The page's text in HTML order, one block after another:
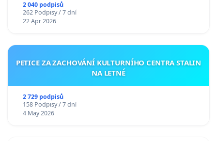
2 040 podpisů
262 Podpisy / 7 dní
22 Apr 2026
PETICE ZA ZACHOVÁNÍ KULTURNÍHO CENTRA STALIN
NA LETNÉ
2 729 podpisů
158 Podpisy / 7 dní
4 May 2026